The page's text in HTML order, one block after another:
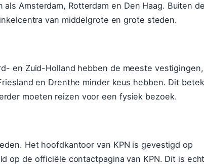
Amsterdam, Rotterdam en Den Haag. Buiten de
van middelgrote en grote steden.
en Zuid-Holland hebben de meeste vestigingen,
en Drenthe minder keus hebben. Dit
moeten reizen voor een fysiek bezoek.
Het hoofdkantoor van KPN is gevestigd op
op de officiële contactpagina van KPN. Dit is